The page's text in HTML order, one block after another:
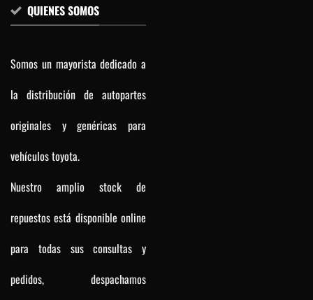
QUIENES SOMOS
Somos un mayorista dedicado a
la distribución de autopartes
originales y genéricas para
vehículos toyota.
Nuestro amplio stock de
repuestos está disponible online
para todas sus consultas y
pedidos, despachamos